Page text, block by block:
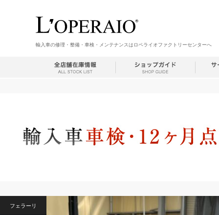
輸入車の修理・整備・車検・メンテナンスはロペライオファクトリーセンターへ
フェラーリ